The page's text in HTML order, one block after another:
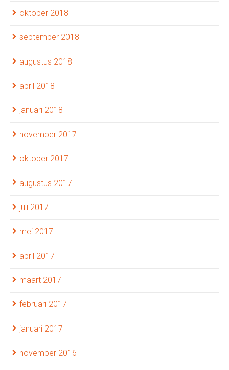
oktober 2018
september 2018
augustus 2018
april 2018
januari 2018
november 2017
oktober 2017
augustus 2017
juli 2017
mei 2017
april 2017
maart 2017
februari 2017
januari 2017
november 2016